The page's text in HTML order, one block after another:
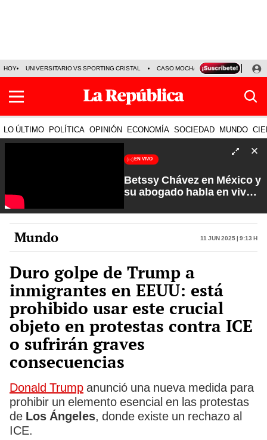
HOY UNIVERSITARIO VS SPORTING CRISTAL CASO MOCHASUELDOS
LO ÚLTIMO POLÍTICA OPINIÓN ECONOMÍA SOCIEDAD MUNDO
EN VIVO
Betssy Chávez en México y
su abogado habla en vivo |
Carlos Cornejo
Mundo 11 Jun 2025 | 9:13 h
Duro golpe de Trump a
inmigrantes en EEUU: está
prohibido usar este crucial
objeto en protestas contra ICE
o sufrirán graves
consecuencias
Donald Trump anunció una nueva medida para
prohibir un elemento esencial en las protestas
de Los Ángeles, donde existe un rechazo al
ICE.